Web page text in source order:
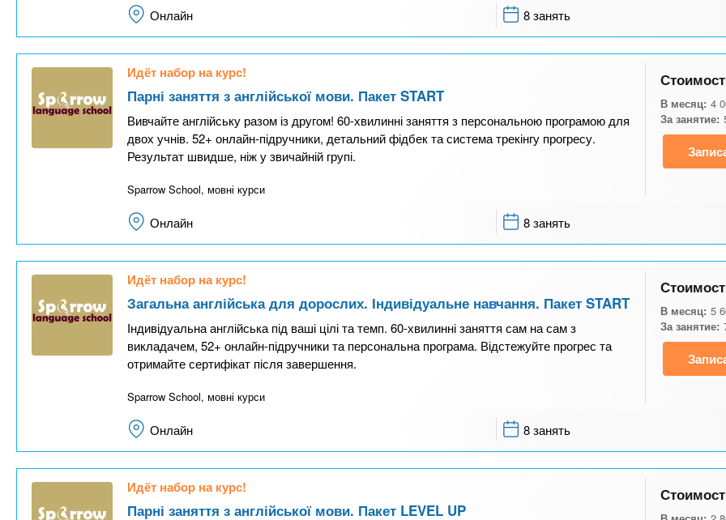
Онлайн 8 занять
Идёт набор на курс!
Парні заняття з англійської мови. Пакет START
Вивчайте англійську разом із другом! 60-хвилинні заняття з персональною програмою для
двох учнів. 52+ онлайн-підручники, детальний фідбек та система трекінгу прогресу.
Результат швидше, ніж у звичайній групі.
Sparrow School, мовні курси
В месяц: 4
За занятие:
Онлайн 8 занять
Идёт набор на курс!
Загальна англійська для дорослих. Індивідуальне навчання. Пакет START
Індивідуальна англійська під ваші цілі та темп. 60-хвилинні заняття сам на сам з
викладачем, 52+ онлайн-підручники та персональна програма. Відстежуйте прогрес та
отримайте сертифікат після завершення.
Sparrow School, мовні курси
В месяц: 5
За занятие:
Онлайн 8 занять
Идёт набор на курс!
Парні заняття з англійської мови. Пакет LEVEL UP